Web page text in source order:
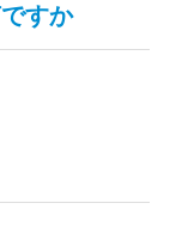
明書（マニュ
機能に対応し
か）
イ動画やゲーム
すか